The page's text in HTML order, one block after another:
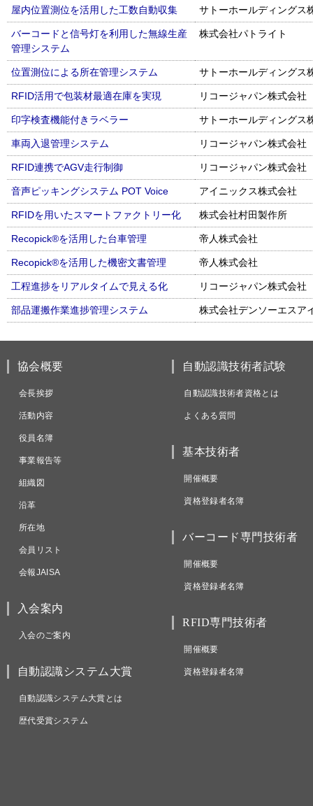
屋内位置測位を活用した工数自動収集 サトーホールディングス
バーコードと信号灯を利用した無線生産
管理システム
株式会社パトライト
位置測位による所在管理システム サトーホールディングス
RFID活用で包装材最適在庫を実現 リコージャパン株式会社
印字検査機能付きラベラー サトーホールディングス
車両入退管理システム リコージャパン株式会社
RFID連携でAGV走行制御 リコージャパン株式会社
音声ピッキングシステム POT Voice アイニックス株式会社
RFIDを用いたスマートファクトリー化 株式会社村田製作所
Recopick®を活用した台車管理 帝人株式会社
Recopick®を活用した機密文書管理 帝人株式会社
工程進捗をリアルタイムで見える化 リコージャパン株式会社
部品運搬作業進捗管理システム 株式会社デンソーエスア
協会概要
会長挨拶
活動内容
役員名簿
事業報告等
組織図
沿革
所在地
会員リスト
会報JAISA
入会案内
入会のご案内
自動認識システム大賞
自動認識システム大賞とは
歴代受賞システム
自動認識技術者試験
自動認識技術者資格とは
よくある質問
基本技術者
開催概要
資格登録者名簿
バーコード専門技術者
開催概要
資格登録者名簿
RFID専門技術者
開催概要
資格登録者名簿